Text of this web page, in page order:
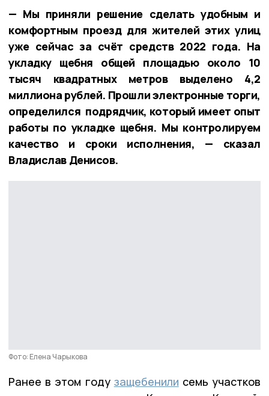
— Мы приняли решение сделать удобным и
комфортным проезд для жителей этих улиц
уже сейчас за счёт средств 2022 года. На
укладку щебня общей площадью около 10
тысяч квадратных метров выделено 4,2
миллиона рублей. Прошли электронные торги,
определился подрядчик, который имеет опыт
работы по укладке щебня. Мы контролируем
качество и сроки исполнения, — сказал
Владислав Денисов.
Фото: Елена Чарыкова
Ранее в этом году защебенили семь участков